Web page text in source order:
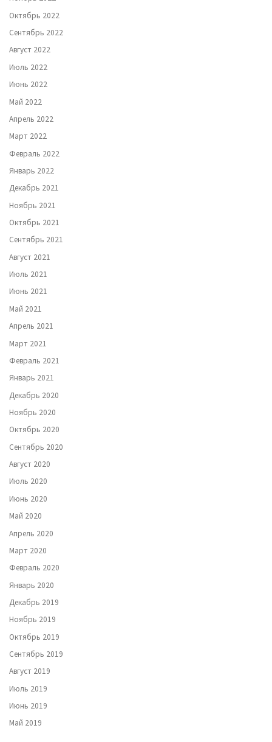
Октябрь 2022
Сентябрь 2022
Август 2022
Июль 2022
Июнь 2022
Май 2022
Апрель 2022
Март 2022
Февраль 2022
Январь 2022
Декабрь 2021
Ноябрь 2021
Октябрь 2021
Сентябрь 2021
Август 2021
Июль 2021
Июнь 2021
Май 2021
Апрель 2021
Март 2021
Февраль 2021
Январь 2021
Декабрь 2020
Ноябрь 2020
Октябрь 2020
Сентябрь 2020
Август 2020
Июль 2020
Июнь 2020
Май 2020
Апрель 2020
Март 2020
Февраль 2020
Январь 2020
Декабрь 2019
Ноябрь 2019
Октябрь 2019
Сентябрь 2019
Август 2019
Июль 2019
Июнь 2019
Май 2019